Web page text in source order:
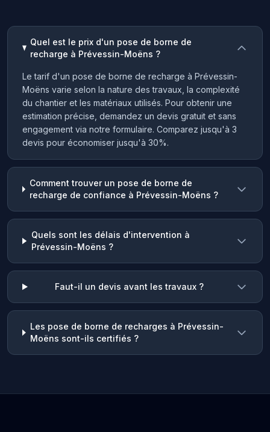
Quel est le prix d'un pose de borne de
recharge à Prévessin-Moëns ?
Le tarif d'un pose de borne de recharge à Prévessin-
Moëns varie selon la nature des travaux, la complexité
du chantier et les matériaux utilisés. Pour obtenir une
estimation précise, demandez un devis gratuit et sans
engagement via notre formulaire. Comparez jusqu'à 3
devis pour économiser jusqu'à 30%.
Comment trouver un pose de borne de
recharge de confiance à Prévessin-Moëns ?
Quels sont les délais d'intervention à
Prévessin-Moëns ?
Faut-il un devis avant les travaux ?
Les pose de borne de recharges à Prévessin-
Moëns sont-ils certifiés ?